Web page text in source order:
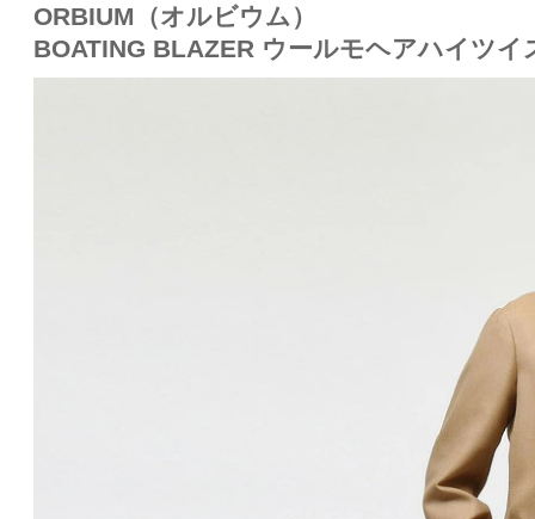
ORBIUM（オルビウム）
BOATING BLAZER ウールモヘアハイツ